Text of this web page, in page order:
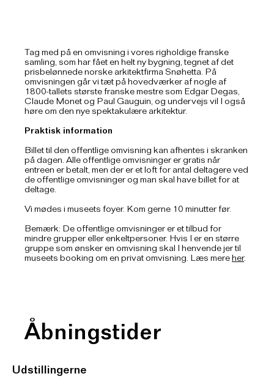
Tag med på en omvisning i vores righoldige franske
samling, som har fået en helt ny bygning, tegnet af det
prisbelønnede norske arkitektfirma Snøhetta. På
omvisningen går vi tæt på hovedværker af nogle af
1800-tallets største franske mestre som Edgar Degas,
Claude Monet og Paul Gauguin, og undervejs vil I også
høre om den nye spektakulære arkitektur.
Praktisk information
Billet til den offentlige omvisning kan afhentes i skranken
på dagen. Alle offentlige omvisninger er gratis når
entreen er betalt, men der er et loft for antal deltagere ved
de offentlige omvisninger og man skal have billet for at
deltage.
Vi mødes i museets foyer. Kom gerne 10 minutter før.
Bemærk: De offentlige omvisninger er et tilbud for
mindre grupper eller enkeltpersoner. Hvis I er en større
gruppe som ønsker en omvisning skal I henvende jer til
museets booking om en privat omvisning. Læs mereher.
Åbningstider
Udstillingerne